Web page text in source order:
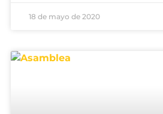
18 de mayo de 2020